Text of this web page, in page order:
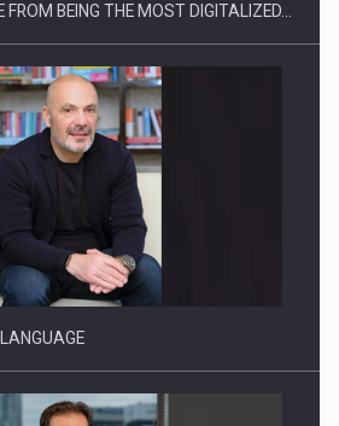
Future of Protein Demand
FROM BEING THE MOST DIGITALIZED…